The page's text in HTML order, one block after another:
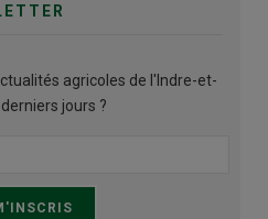
agricoles de l'Indre-et-
derniers jours ?